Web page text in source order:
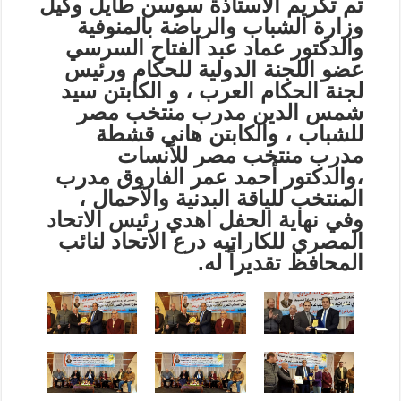
تم تكريم الاستاذة سوسن طايل وكيل
وزارة الشباب والرياضة بالمنوفية
والدكتور عماد عبد الفتاح السرسي
عضو اللجنة الدولية للحكام ورئيس
لجنة الحكام العرب ، و الكابتن سيد
شمس الدين مدرب منتخب مصر
للشباب ، والكابتن هاني قشطة
مدرب منتخب مصر للآنسات
،والدكتور أحمد عمر الفاروق مدرب
المنتخب للياقة البدنية والأحمال ،
وفي نهاية الحفل اهدي رئيس الاتحاد
المصري للكاراتيه درع الاتحاد لنائب
المحافظ تقديراً له.